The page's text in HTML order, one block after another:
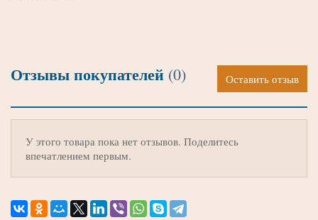
Отзывы покупателей (0) Оставить отзыв
У этого товара пока нет отзывов. Поделитесь
впечатлением первым.